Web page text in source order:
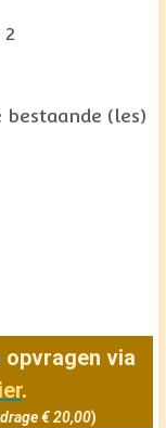
(les)
opvragen via
.
€ 20,00)